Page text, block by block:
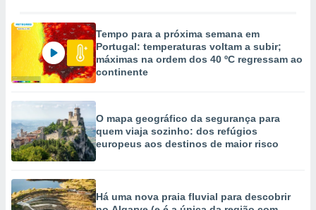
Tempo para a próxima semana em
Portugal: temperaturas voltam a subir;
máximas na ordem dos 40 ºC regressam ao
continente
O mapa geográfico da segurança para
quem viaja sozinho: dos refúgios
europeus aos destinos de maior risco
Há uma nova praia fluvial para descobrir